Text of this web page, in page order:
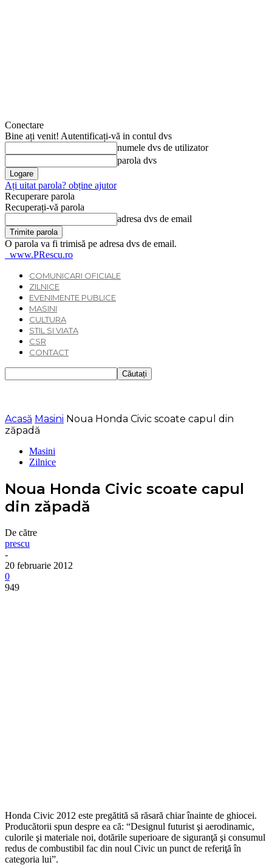
Conectare
Bine ați venit! Autentificați-vă in contul dvs
numele dvs de utilizator
parola dvs
Ați uitat parola? obține ajutor
Recuperare parola
Recuperați-vă parola
adresa dvs de email
O parola va fi trimisă pe adresa dvs de email.
www.PRescu.ro
COMUNICARI OFICIALE
ZILNICE
EVENIMENTE PUBLICE
MASINI
CULTURA
STIL SI VIATA
CSR
CONTACT
Acasă Masini Noua Honda Civic scoate capul din
zăpadă
Masini
Zilnice
Noua Honda Civic scoate capul
din zăpadă
De către
prescu
-
20 februarie 2012
0
949
Honda Civic 2012 este pregătită să răsară chiar înainte de ghiocei.
Producătorii spun despre ea că: “Designul futurist şi aerodinamic,
culorile şi materiale noi, dotările superioare de siguranţă şi consumul
redus de combustibil fac din noul Civic un punct de referiţă în
categoria lui”.